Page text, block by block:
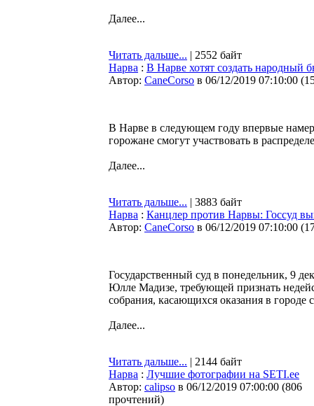
Далее...
Читать дальше... | 2552 байт
Нарва : В Нарве хотят создать народный
Автор: CaneCorso в 06/12/2019 07:10:00 (
В Нарве в следующем году впервые
горожане смогут участвовать в
Далее...
Читать дальше... | 3883 байт
Нарва : Канцлер против Нарвы: Госсуд
Автор: CaneCorso в 06/12/2019 07:10:00 (
Государственный суд в понедельник, 9
Юлле Мадизе, требующей признать
собрания, касающихся оказания в городе
Далее...
Читать дальше... | 2144 байт
Нарва : Лучшие фотографии на SETI.ee
Автор: calipso в 06/12/2019 07:00:00 (806
прочтений)